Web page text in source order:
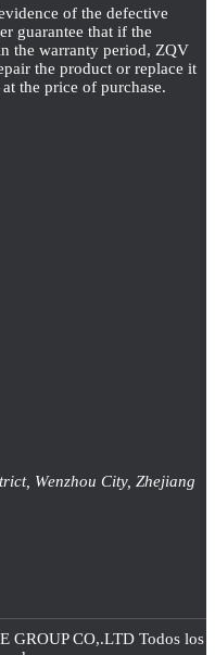
of the defective
guarantee that if the
the warranty period, ZQV
the product or replace it
the price of purchase.
Wenzhou City, Zhejiang
CO,.LTD Todos los